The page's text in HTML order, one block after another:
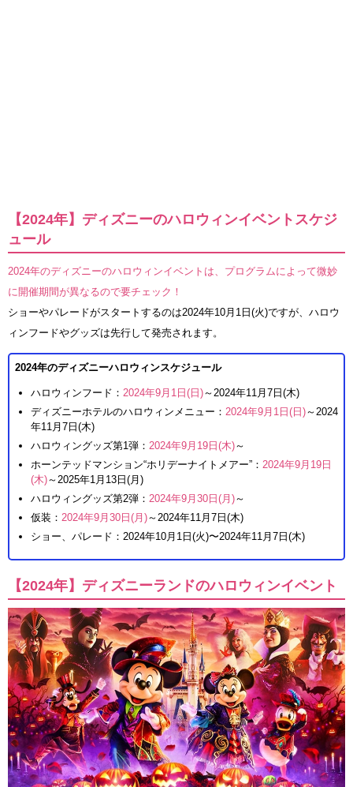
【2024年】ディズニーのハロウィンイベントスケジ
ュール
2024年のディズニーのハロウィンイベントは、プログラムによって微妙
に開催期間が異なるので要チェック！
ショーやパレードがスタートするのは2024年10月1日(火)ですが、ハロウ
ィンフードやグッズは先行して発売されます。
2024年のディズニーハロウィンスケジュール
ハロウィンフード： 2024年9月1日(日)～2024年11月7日(木)
ディズニーホテルのハロウィンメニュー： 2024年9月1日(日)～2024
年11月7日(木)
ハロウィングッズ第1弾： 2024年9月19日(木)～
ホーンテッドマンション“ホリデーナイトメアー”： 2024年9月19日
(木)～2025年1月13日(月)
ハロウィングッズ第2弾： 2024年9月30日(月)～
仮装： 2024年9月30日(月)～2024年11月7日(木)
ショー、パレード：2024年10月1日(火)〜2024年11月7日(木)
【2024年】ディズニーランドのハロウィンイベント